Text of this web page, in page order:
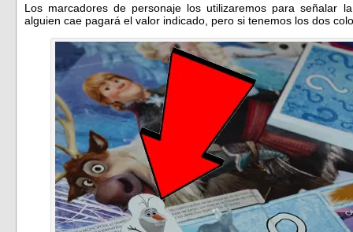
Los marcadores de personaje los utilizaremos para señalar
alguien cae pagará el valor indicado, pero si tenemos los dos